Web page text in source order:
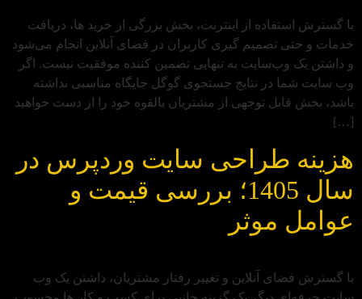
با گسترش استفاده از اینترنت، بخش بزرگی از خرید ها، دریافت
خدمات و حتی تصمیم‌ گیری کاربران در فضای آنلاین انجام می‌شود
و داشتن یک وب‌سایت به‌ تنهایی تضمین‌ کننده موفقیت نیست. اگر
وب‌ سایت شما در نتایج جستجوی گوگل جایگاه مناسبی نداشته
باشد، بخش قابل‌ توجهی از مشتریان بالقوه خود را از دست خواهید
[…]
هزینه طراحی سایت وردپرس در
سال 1405؛ بررسی قیمت و
عوامل موثر
با گسترش فضای آنلاین و تغییر رفتار مشتریان، داشتن یک وب‌